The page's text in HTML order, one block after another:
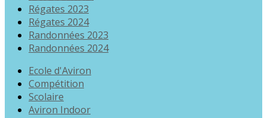
Régates 2023
Régates 2024
Randonnées 2023
Randonnées 2024
Ecole d'Aviron
Compétition
Scolaire
Aviron Indoor